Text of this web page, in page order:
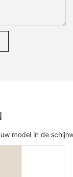
model in de